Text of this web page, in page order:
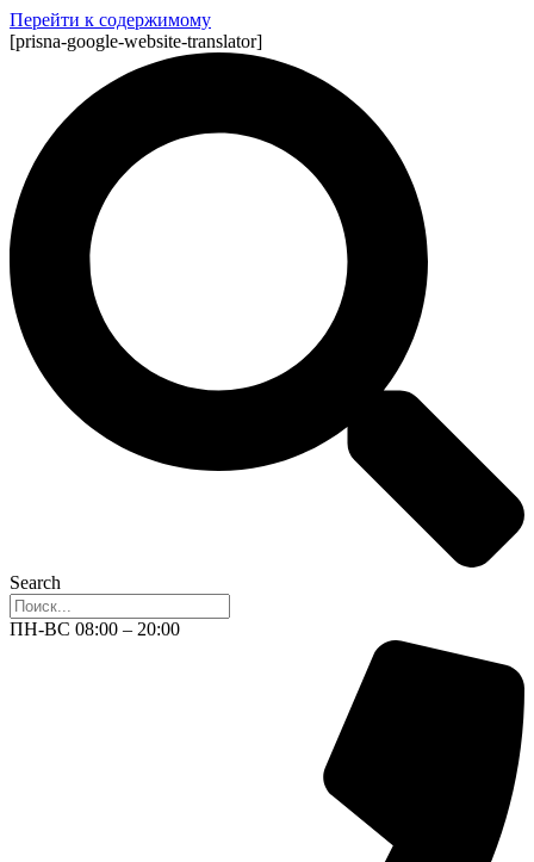
Перейти к содержимому
[prisna-google-website-translator]
Search
ПН-ВС 08:00 – 20:00